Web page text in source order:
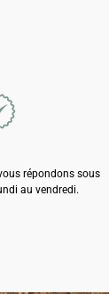
répondons sous
au vendredi.